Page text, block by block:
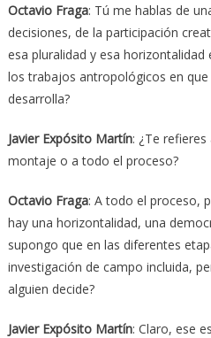
Octavio Fraga: Tú me hablas de
decisiones, de la participación
esa pluralidad y esa
los trabajos antropológicos en
desarrolla?
Javier Expósito Martín: ¿Te
montaje o a todo el proceso?
Octavio Fraga: A todo el proceso,
hay una horizontalidad, una
supongo que en las diferentes
investigación de campo incluida,
alguien decide?
Javier Expósito Martín: Claro, ese